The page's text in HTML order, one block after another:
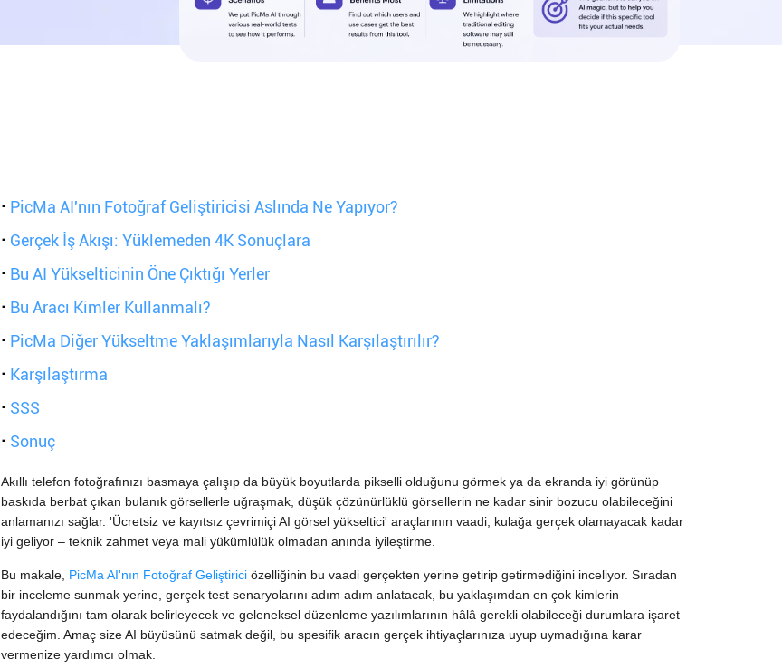
· PicMa AI'nın Fotoğraf Geliştiricisi Aslında Ne Yapıyor?
· Gerçek İş Akışı: Yüklemeden 4K Sonuçlara
· Bu AI Yükselticinin Öne Çıktığı Yerler
· Bu Aracı Kimler Kullanmalı?
· PicMa Diğer Yükseltme Yaklaşımlarıyla Nasıl Karşılaştırılır?
· Karşılaştırma
· SSS
· Sonuç
Akıllı telefon fotoğrafınızı basmaya çalışıp da büyük boyutlarda pikselli olduğunu görmek ya da ekranda iyi görünüp
baskıda berbat çıkan bulanık görsellerle uğraşmak, düşük çözünürlüklü görsellerin ne kadar sinir bozucu olabileceğini
anlamanızı sağlar. 'Ücretsiz ve kayıtsız çevrimiçi AI görsel yükseltici' araçlarının vaadi, kulağa gerçek olamayacak kadar
iyi geliyor – teknik zahmet veya mali yükümlülük olmadan anında iyileştirme.
Bu makale, PicMa AI'nın Fotoğraf Geliştirici özelliğinin bu vaadi gerçekten yerine getirip getirmediğini inceliyor. Sıradan
bir inceleme sunmak yerine, gerçek test senaryolarını adım adım anlatacak, bu yaklaşımdan en çok kimlerin
faydalandığını tam olarak belirleyecek ve geleneksel düzenleme yazılımlarının hâlâ gerekli olabileceği durumlara işaret
edeceğim. Amaç size AI büyüsünü satmak değil, bu spesifik aracın gerçek ihtiyaçlarınıza uyup uymadığına karar
vermenize yardımcı olmak.